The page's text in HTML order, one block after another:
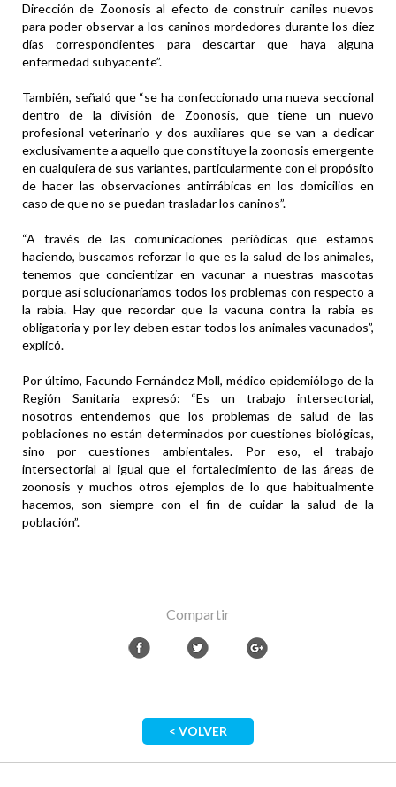
Dirección de Zoonosis al efecto de construir caniles nuevos
para poder observar a los caninos mordedores durante los diez
días correspondientes para descartar que haya alguna
enfermedad subyacente”.
También, señaló que “se ha confeccionado una nueva seccional
dentro de la división de Zoonosis, que tiene un nuevo
profesional veterinario y dos auxiliares que se van a dedicar
exclusivamente a aquello que constituye la zoonosis emergente
en cualquiera de sus variantes, particularmente con el propósito
de hacer las observaciones antirrábicas en los domicilios en
caso de que no se puedan trasladar los caninos”.
“A través de las comunicaciones periódicas que estamos
haciendo, buscamos reforzar lo que es la salud de los animales,
tenemos que concientizar en vacunar a nuestras mascotas
porque así solucionaríamos todos los problemas con respecto a
la rabia. Hay que recordar que la vacuna contra la rabia es
obligatoria y por ley deben estar todos los animales vacunados”,
explicó.
Por último, Facundo Fernández Moll, médico epidemiólogo de la
Región Sanitaria expresó: “Es un trabajo intersectorial,
nosotros entendemos que los problemas de salud de las
poblaciones no están determinados por cuestiones biológicas,
sino por cuestiones ambientales. Por eso, el trabajo
intersectorial al igual que el fortalecimiento de las áreas de
zoonosis y muchos otros ejemplos de lo que habitualmente
hacemos, son siempre con el fin de cuidar la salud de la
población”.
Compartir
< VOLVER